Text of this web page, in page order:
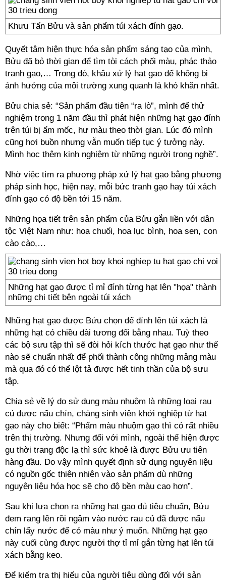
Khưu Tấn Bửu và sản phẩm túi xách đính gạo.
Quyết tâm hiện thực hóa sản phẩm sáng tạo của mình,
Bửu đã bỏ thời gian để tìm tòi cách phối màu, phác thảo
tranh gạo,… Trong đó, khâu xử lý hạt gạo để không bị
ảnh hưởng của môi trường xung quanh là khó khăn nhất.
Bửu chia sẻ: “Sản phẩm đầu tiên “ra lò”, mình để thử
nghiệm trong 1 năm đầu thì phát hiện những hạt gạo đính
trên túi bị ẩm mốc, hư màu theo thời gian. Lúc đó mình
cũng hơi buồn nhưng vẫn muốn tiếp tục ý tưởng này.
Mình học thêm kinh nghiệm từ những người trong nghề”.
Nhờ việc tìm ra phương pháp xử lý hạt gạo bằng phương
pháp sinh học, hiện nay, mỗi bức tranh gạo hay túi xách
đính gạo có độ bền tới 15 năm.
Những họa tiết trên sản phẩm của Bửu gắn liền với dân
tộc Việt Nam như: hoa chuối, hoa lục bình, hoa sen, con
cào cào,…
Những hạt gạo được tỉ mỉ đính từng hạt lên "họa" thành
những chi tiết bên ngoài túi xách
Những hạt gạo được Bửu chọn để đính lên túi xách là
những hạt có chiều dài tương đối bằng nhau. Tuỳ theo
các bộ sưu tập thì sẽ đòi hỏi kích thước hạt gạo như thế
nào sẽ chuẩn nhất để phối thành công những mảng màu
mà qua đó có thể lột tả được hết tinh thần của bộ sưu
tập.
Chia sẻ về lý do sử dụng màu nhuộm là những loại rau
củ được nấu chín, chàng sinh viên khởi nghiệp từ hạt
gạo này cho biết: “Phẩm màu nhuộm gạo thì có rất nhiều
trên thị trường. Nhưng đối với mình, ngoài thể hiện được
gu thời trang độc lạ thì sức khoẻ là được Bửu ưu tiên
hàng đầu. Do vậy mình quyết định sử dụng nguyên liệu
có nguồn gốc thiên nhiên vào sản phẩm dù những
nguyên liệu hóa học sẽ cho độ bền màu cao hơn”.
Sau khi lựa chọn ra những hạt gạo đủ tiêu chuẩn, Bửu
đem rang lên rồi ngâm vào nước rau củ đã được nấu
chín lấy nước để có màu như ý muốn. Những hạt gạo
này cuối cùng được người thợ tỉ mỉ gắn từng hạt lên túi
xách bằng keo.
Để kiểm tra thị hiếu của người tiêu dùng đối với sản